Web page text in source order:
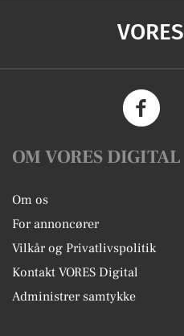
VORES
OM VORES DIGITAL
Om os
For annoncører
Vilkår og Privatlivspolitik
Kontakt VORES Digital
Administrer samtykke